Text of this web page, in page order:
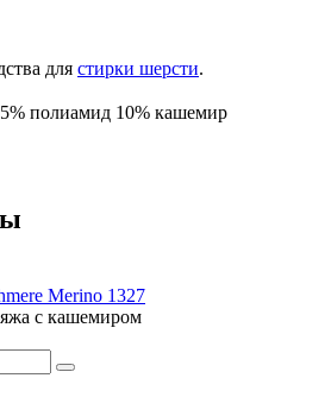
для стирки шерсти.
полиамид 10% кашемир
Merino 1327
с кашемиром